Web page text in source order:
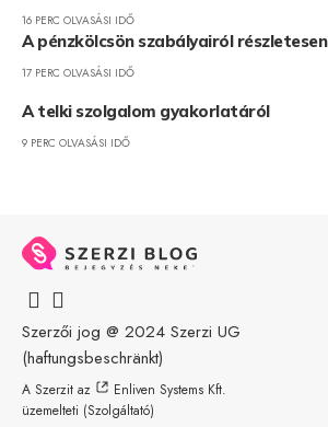
16 PERC OLVASÁSI IDŐ
A pénzkölcsön szabályairól részletesen
17 PERC OLVASÁSI IDŐ
A telki szolgalom gyakorlatáról
9 PERC OLVASÁSI IDŐ
Szerzői jog @ 2024 Szerzi UG
(haftungsbeschränkt)
A Szerzit az
Enliven Systems Kft.
üzemelteti (Szolgáltató)